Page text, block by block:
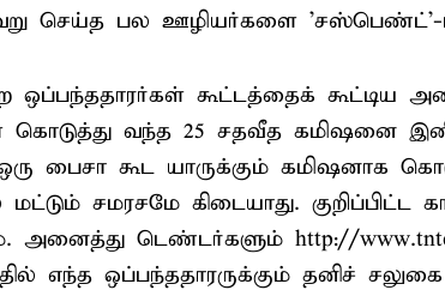
செய்த பல ஊழியர்களை 'சஸ்பெண்ட்'-ம்
ஒப்பந்ததாரர்கள் கூட்டத்தைக் கூட்டிய
வந்த 25 சதவீத கமிஷனை
பைசா கூட யாருக்கும் கமிஷனாக
சமரசமே கிடையாது. குறிப்பிட்ட
டெண்டர்களும் http://
எந்த ஒப்பந்ததாரருக்கும் தனிச்